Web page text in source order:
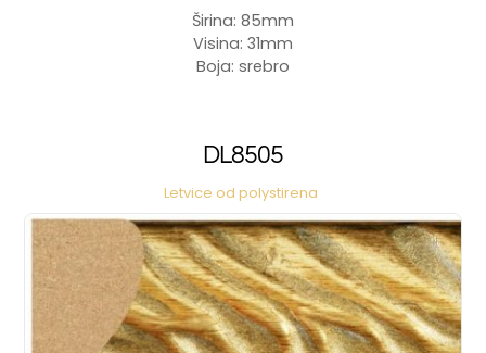
Širina: 85mm
Visina: 31mm
Boja: srebro
DL8505
Letvice od polystirena